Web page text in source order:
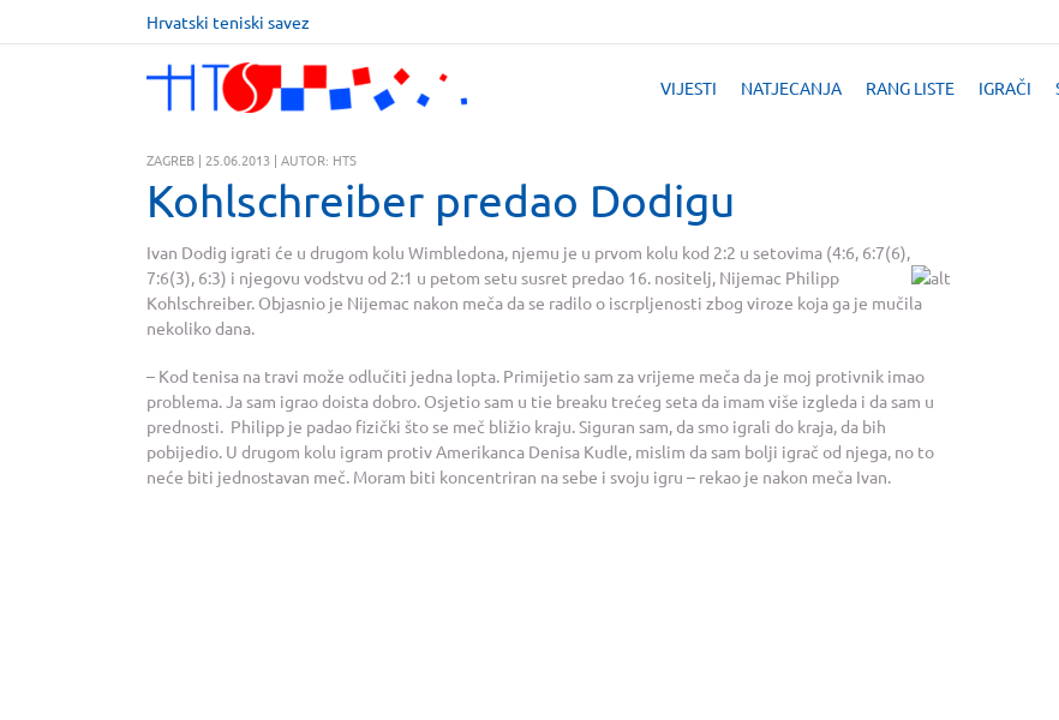
Hrvatski teniski savez
VIJESTI NATJECANJA RANG LISTE IGRAČI
ZAGREB | 25.06.2013 | AUTOR: HTS
Kohlschreiber predao Dodigu
Ivan Dodig igrati će u drugom kolu Wimbledona, njemu je u prvom kolu kod 2:2 u setovima (4:6, 6:7(6),
7:6(3), 6:3) i njegovu vodstvu od 2:1 u petom setu susret predao 16. nositelj, Nijemac Philipp
Kohlschreiber. Objasnio je Nijemac nakon meča da se radilo o iscrpljenosti zbog viroze koja ga je mučila
nekoliko dana.
– Kod tenisa na travi može odlučiti jedna lopta. Primijetio sam za vrijeme meča da je moj protivnik imao
problema. Ja sam igrao doista dobro. Osjetio sam u tie breaku trećeg seta da imam više izgleda i da sam u
prednosti. Philipp je padao fizički što se meč bližio kraju. Siguran sam, da smo igrali do kraja, da bih
pobijedio. U drugom kolu igram protiv Amerikanca Denisa Kudle, mislim da sam bolji igrač od njega, no to
neće biti jednostavan meč. Moram biti koncentriran na sebe i svoju igru – rekao je nakon meča Ivan.